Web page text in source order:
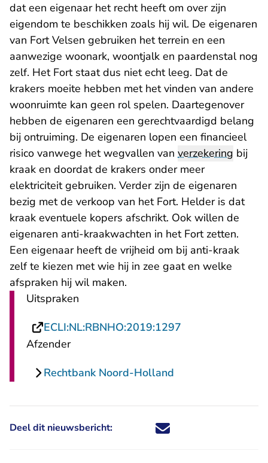
dat een eigenaar het recht heeft om over zijn
eigendom te beschikken zoals hij wil. De eigenaren
van Fort Velsen gebruiken het terrein en een
aanwezige woonark, woontjalk en paardenstal nog
zelf. Het Fort staat dus niet echt leeg. Dat de
krakers moeite hebben met het vinden van andere
woonruimte kan geen rol spelen. Daartegenover
hebben de eigenaren een gerechtvaardigd belang
bij ontruiming. De eigenaren lopen een financieel
risico vanwege het wegvallen van verzekering bij
kraak en doordat de krakers onder meer
elektriciteit gebruiken. Verder zijn de eigenaren
bezig met de verkoop van het Fort. Helder is dat
kraak eventuele kopers afschrikt. Ook willen de
eigenaren anti-kraakwachten in het Fort zetten.
Een eigenaar heeft de vrijheid om bij anti-kraak
zelf te kiezen met wie hij in zee gaat en welke
afspraken hij wil maken.
Uitspraken
ECLI:NL:RBNHO:2019:1297
Afzender
Rechtbank Noord-Holland
Deel dit nieuwsbericht: Deel dit nieuwsbericht via X -
Deel dit nieuwsbericht via
Deel dit nieuwsbericht
Deel dit